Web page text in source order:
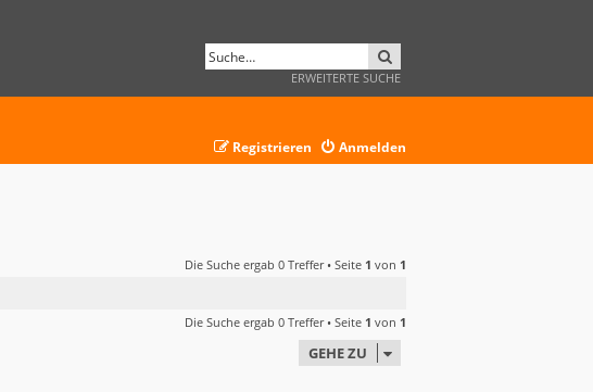
ERWEITERTE SUCHE
Anmelden
Registrieren
Die Suche ergab 0 Treffer • Seite 1 von 1
Die Suche ergab 0 Treffer • Seite 1 von 1
GEHE ZU